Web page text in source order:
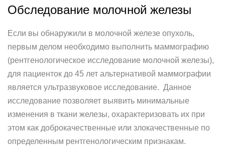
Обследование молочной железы
Если вы обнаружили в молочной железе опухоль,
первым делом необходимо выполнить маммографию
(рентгенологическое исследование молочной железы),
для пациенток до 45 лет альтернативой маммографии
является ультразвуковое исследование. Данное
исследование позволяет выявить минимальные
изменения в ткани железы, охарактеризовать их при
этом как доброкачественные или злокачественные по
определенным рентгенологическим признакам.